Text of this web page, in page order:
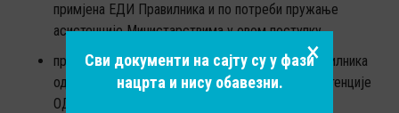
Сви документи на сајту су у фази
нацрта и нису обавезни.
×
примјена ЕДИ Правилника и по потреби пружање
асистенције Министарствима у овом поступку,
праћење поступка израде и усвајања ЕДИ Правилника
од стране ОДС-ова и по потреби пружање асистенције
ОДС-овима и Регулаторним комисијама,